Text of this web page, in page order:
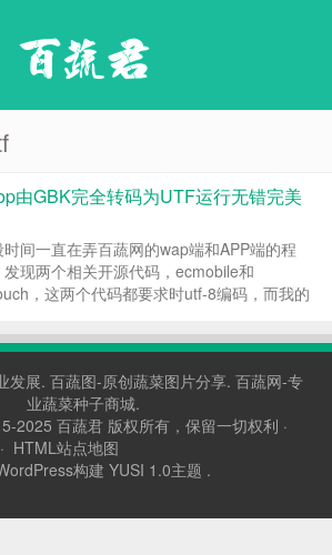
百蔬君
由GBK完全转码为UTF运行无错完美
时间一直在弄百蔬网的wap端和APP端的程
发现两个相关开源代码，ecmobile和
，这两个代码都要求时utf-8编码，而我的
ecshop有gbk转码为utf8。虽然一直知道怎么
发展. 百蔬图-原创蔬菜图片分享. 百蔬网-专
业蔬菜种子商城.
2025 百蔬君 版权所有，保留一切权利 ·
HTML站点地图
构建 YUSI 1.0主题 .